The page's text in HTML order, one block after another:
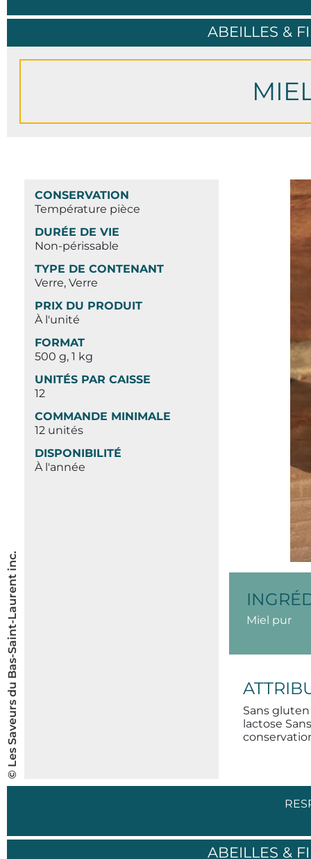
ABEILLES &
© Les Saveurs du Bas-Saint-Laurent inc.
CONSERVATION
Température pièce
DURÉE DE VIE
Non-périssable
TYPE DE CONTENANT
Verre, Verre
PRIX DU PRODUIT
À l'unité
FORMAT
500 g, 1 kg
UNITÉS PAR CAISSE
12
COMMANDE MINIMALE
12 unités
DISPONIBILITÉ
À l'année
Miel pur
Sans
lactose
ABEILLES &